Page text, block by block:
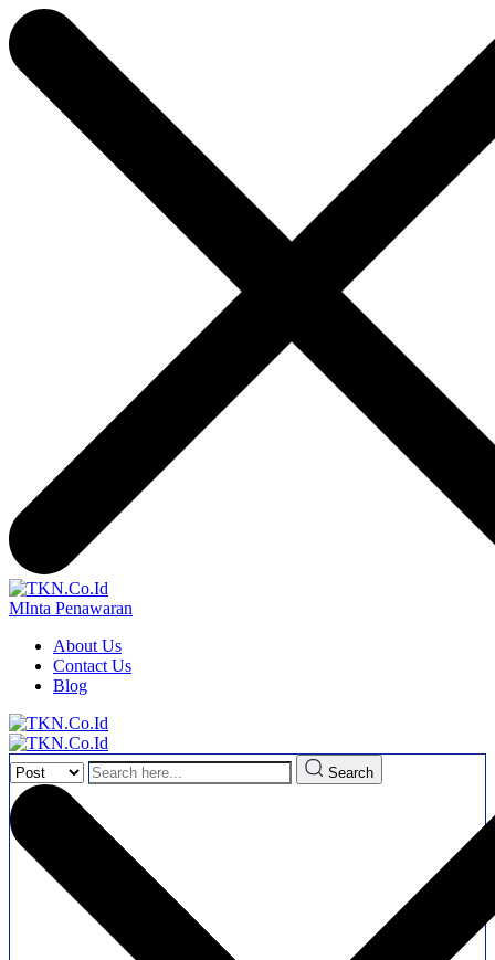
MInta Penawaran
About Us
Contact Us
Blog
Search